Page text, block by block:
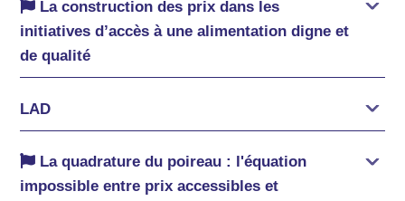
initiatives d’accès à une alimentation digne et
de qualité
LAD
impossible entre prix accessibles et